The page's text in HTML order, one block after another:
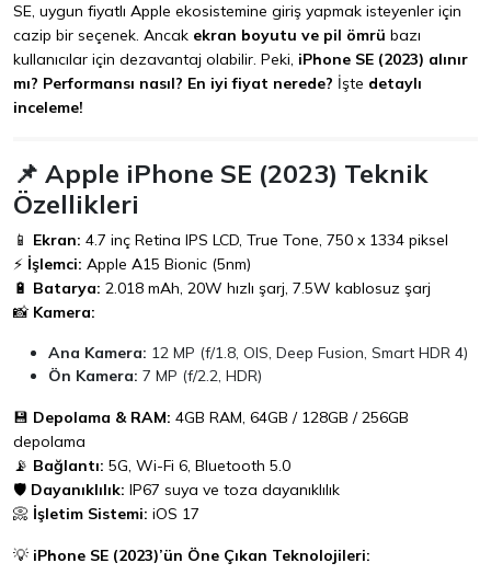
SE, uygun fiyatlı Apple ekosistemine giriş yapmak isteyenler için
cazip bir seçenek. Ancak ekran boyutu ve pil ömrü bazı
kullanıcılar için dezavantaj olabilir. Peki, iPhone SE (2023) alınır
mı? Performansı nasıl? En iyi fiyat nerede? İşte detaylı
inceleme!
📌 Apple iPhone SE (2023) Teknik
Özellikleri
📱 Ekran: 4.7 inç Retina IPS LCD, True Tone, 750 x 1334 piksel
⚡ İşlemci: Apple A15 Bionic (5nm)
🔋 Batarya: 2.018 mAh, 20W hızlı şarj, 7.5W kablosuz şarj
📸 Kamera:
Ana Kamera: 12 MP (f/1.8, OIS, Deep Fusion, Smart HDR 4)
Ön Kamera: 7 MP (f/2.2, HDR)
💾 Depolama & RAM: 4GB RAM, 64GB / 128GB / 256GB
depolama
📡 Bağlantı: 5G, Wi-Fi 6, Bluetooth 5.0
🛡️ Dayanıklılık: IP67 suya ve toza dayanıklılık
📀 İşletim Sistemi: iOS 17
💡 iPhone SE (2023)’ün Öne Çıkan Teknolojileri: